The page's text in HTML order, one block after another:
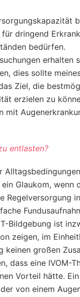
dringend
bedürfen.
erhalten
dies sollte
Ziel, die
erzielen zu
mit
entlasten?
Glaukom, wenn
Regelversorgung
Bildgebung ist
zeigen, im
keinen großen
dass eine IVOM-
Vorteil hätte.
von einem